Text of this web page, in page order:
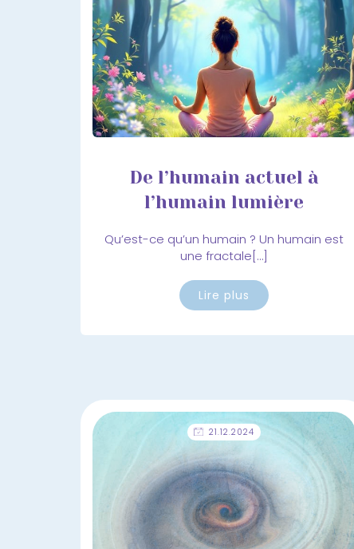
De l’humain actuel à
l’humain lumière
Qu’est-ce qu’un humain ? Un humain est
une fractale[…]
Lire plus
21.12.2024